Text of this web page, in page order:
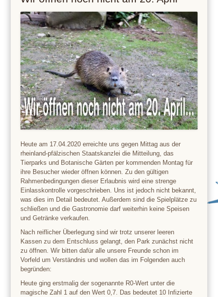
Heute am 17.04.2020 erreichte uns gegen Mittag aus der
rheinland-pfälzischen Staatskanzlei die Mitteilung, das
Tierparks und Botanische Gärten per kommenden Montag für
ihre Besucher wieder öffnen können. Zu den gültigen
Rahmenbedingungen dieser Erlaubnis wird eine strenge
Einlasskontrolle vorgeschrieben. Uns ist jedoch nicht bekannt,
was dies im Detail bedeutet. Außerdem sind die Spielplätze zu
schließen und die Gastronomie darf weiterhin keine Speisen
und Getränke verkaufen.
Nach reiflicher Überlegung sind wir trotz unserer leeren
Kassen zu dem Entschluss gelangt, den Park zunächst nicht
zu öffnen. Wir bitten dafür alle unsere Freunde schon im
Vorfeld um Verständnis und wollen das im Folgenden auch
begründen:
Heute ging erstmalig der sogenannte R0-Wert unter die
magische Zahl 1 auf den Wert 0,7. Das bedeutet 10 Infizierte